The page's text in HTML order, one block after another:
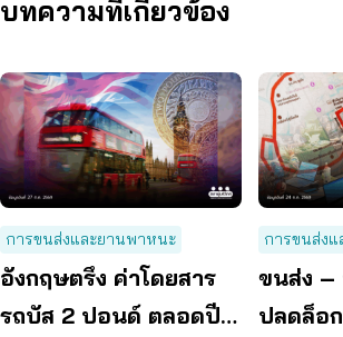
บทความที่เกี่ยวข้อง
การขนส่งและยานพาหนะ
อังกฤษตรึง ค่าโดยสาร
รถบัส 2 ปอนด์ ตลอดปี
การขนส่ง
ขนส่ง –
ปลดล็อ